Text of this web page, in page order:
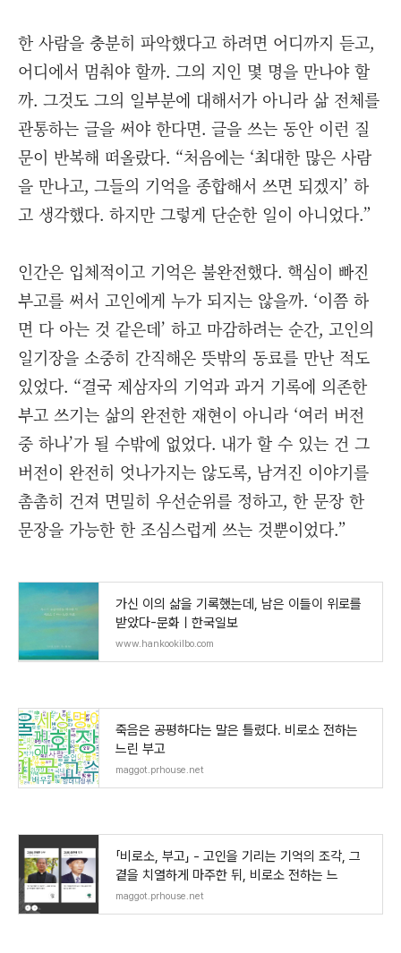
한 사람을 충분히 파악했다고 하려면 어디까지 듣고,
어디에서 멈춰야 할까. 그의 지인 몇 명을 만나야 할
까. 그것도 그의 일부분에 대해서가 아니라 삶 전체를
관통하는 글을 써야 한다면. 글을 쓰는 동안 이런 질
문이 반복해 떠올랐다. “처음에는 ‘최대한 많은 사람
을 만나고, 그들의 기억을 종합해서 쓰면 되겠지’ 하
고 생각했다. 하지만 그렇게 단순한 일이 아니었다.”
인간은 입체적이고 기억은 불완전했다. 핵심이 빠진
부고를 써서 고인에게 누가 되지는 않을까. ‘이쯤 하
면 다 아는 것 같은데’ 하고 마감하려는 순간, 고인의
일기장을 소중히 간직해온 뜻밖의 동료를 만난 적도
있었다. “결국 제삼자의 기억과 과거 기록에 의존한
부고 쓰기는 삶의 완전한 재현이 아니라 ‘여러 버전
중 하나’가 될 수밖에 없었다. 내가 할 수 있는 건 그
버전이 완전히 엇나가지는 않도록, 남겨진 이야기를
촘촘히 건져 면밀히 우선순위를 정하고, 한 문장 한
문장을 가능한 한 조심스럽게 쓰는 것뿐이었다.”
가신 이의 삶을 기록했는데, 남은 이들이 위로를
받았다-문화ㅣ한국일보
www.hankookilbo.com
죽음은 공평하다는 말은 틀렸다. 비로소 전하는
느린 부고
maggot.prhouse.net
「비로소, 부고」 - 고인을 기리는 기억의 조각, 그
곁을 치열하게 마주한 뒤, 비로소 전하는 느
maggot.prhouse.net